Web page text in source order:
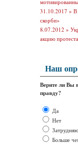
31.10.2017 » В
скорби»
8.07.2012 »
акцию протеста
Наш
Верите ли Вы
правду?
Да
Нет
Больше